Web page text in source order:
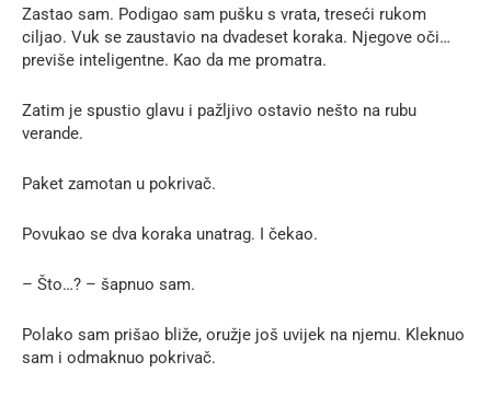
Zastao sam. Podigao sam pušku s vrata, treseći rukom
ciljao. Vuk se zaustavio na dvadeset koraka. Njegove oči…
previše inteligentne. Kao da me promatra.
Zatim je spustio glavu i pažljivo ostavio nešto na rubu
verande.
Paket zamotan u pokrivač.
Povukao se dva koraka unatrag. I čekao.
– Što…? – šapnuo sam.
Polako sam prišao bliže, oružje još uvijek na njemu. Kleknuo
sam i odmaknuo pokrivač.